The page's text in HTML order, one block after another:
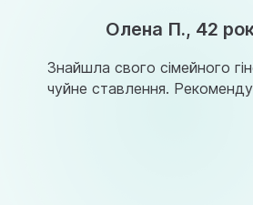
Олена П., 42
Знайшла свого сімейного
чуйне ставлення.